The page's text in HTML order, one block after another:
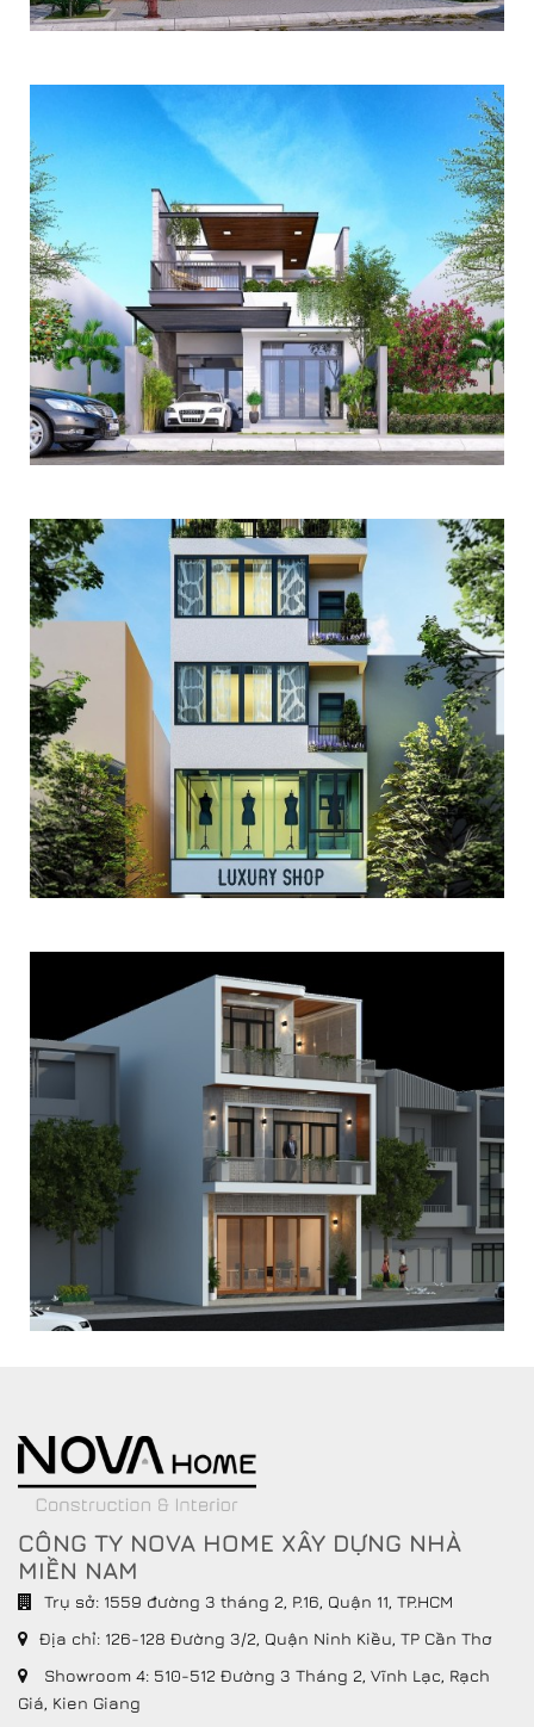
CÔNG TY NOVA HOME XÂY DỰNG NHÀ
MIỀN NAM
Trụ sở: 1559 đường 3 tháng 2, P.16, Quận 11, TP.HCM
Địa chỉ: 126-128 Đường 3/2, Quận Ninh Kiều, TP Cần Thơ
Showroom 4: 510-512 Đường 3 Tháng 2, Vĩnh Lạc, Rạch
Giá, Kien Giang